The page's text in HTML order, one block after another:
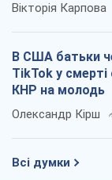
Вікторія Карпова
В США батьки
TikTok у смерті
КНР на молодь
Олександр Кірш
Всі думки